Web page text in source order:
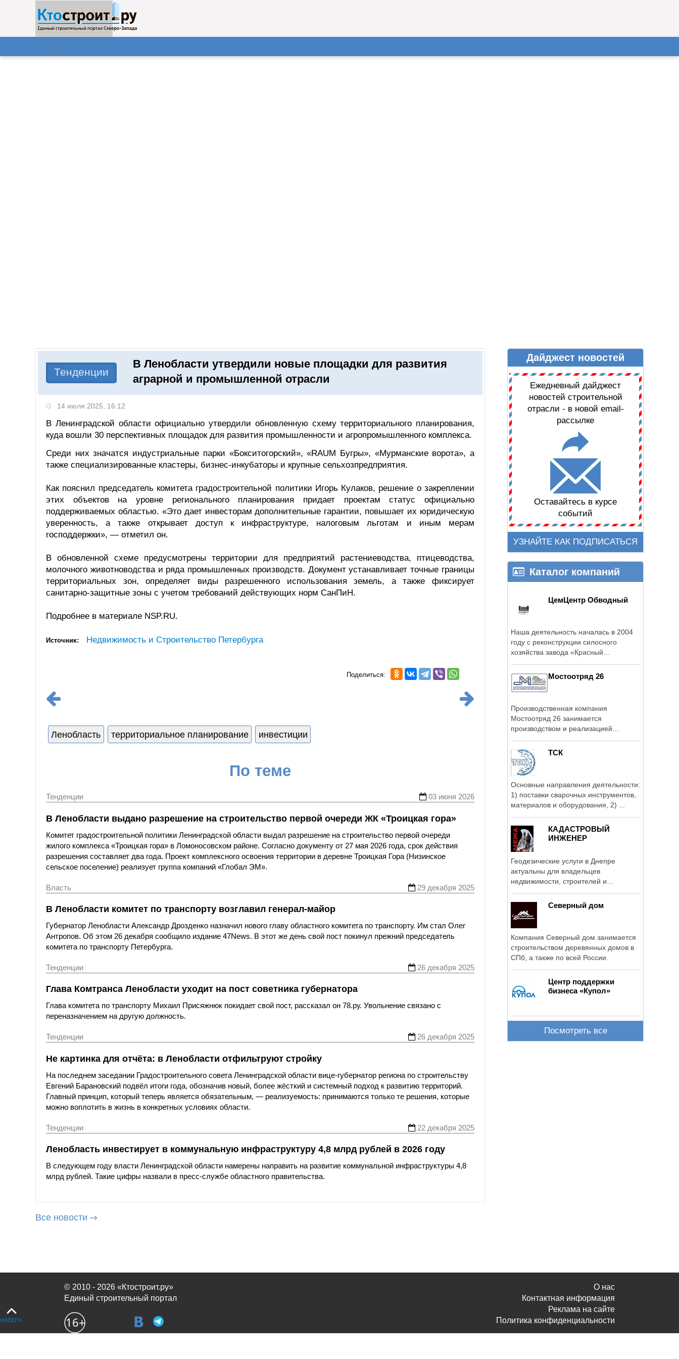
ДАЙДЖЕСТ НОВОСТЕЙ
Тенденции
В Ленобласти утвердили новые площадки для развития
аграрной и промышленной отрасли
14 июля 2025, 16:12
В Ленинградской области официально утвердили обновленную схему территориального планирования,
куда вошли 30 перспективных площадок для развития промышленности и агропромышленного комплекса.
Среди них значатся индустриальные парки «Бокситогорский», «RAUM Бугры», «Мурманские ворота», а
также специализированные кластеры, бизнес-инкубаторы и крупные сельхозпредприятия.
Как пояснил председатель комитета градостроительной политики Игорь Кулаков, решение о закреплении
этих объектов на уровне регионального планирования придает проектам статус официально
поддерживаемых областью. «Это дает инвесторам дополнительные гарантии, повышает их юридическую
уверенность, а также открывает доступ к инфраструктуре, налоговым льготам и иным мерам
господдержки», — отметил он.
В обновленной схеме предусмотрены территории для предприятий растениеводства, птицеводства,
молочного животноводства и ряда промышленных производств. Документ устанавливает точные границы
территориальных зон, определяет виды разрешенного использования земель, а также фиксирует
санитарно-защитные зоны с учетом требований действующих норм СанПиН.
Подробнее в материале NSP.RU.
Источник: Недвижимость и Строительство Петербурга
Поделиться:
Ленобласть территориальное планирование инвестиции
По теме
Тенденции 03 июня 2026
В Ленобласти выдано разрешение на строительство первой очереди ЖК «Троицкая гора»
Комитет градостроительной политики Ленинградской области выдал разрешение на строительство первой очереди
жилого комплекса «Троицкая гора» в Ломоносовском районе. Согласно документу от 27 мая 2026 года, срок действия
разрешения составляет два года. Проект комплексного освоения территории в деревне Троицкая Гора (Низинское
сельское поселение) реализует группа компаний «Глобал ЭМ».
Власть 29 декабря 2025
В Ленобласти комитет по транспорту возглавил генерал-майор
Губернатор Ленобласти Александр Дрозденко назначил нового главу областного комитета по транспорту. Им стал Олег
Антропов. Об этом 26 декабря сообщило издание 47News. В этот же день свой пост покинул прежний председатель
комитета по транспорту Петербурга.
Тенденции 26 декабря 2025
Глава Комтранса Ленобласти уходит на пост советника губернатора
Глава комитета по транспорту Михаил Присяжнюк покидает свой пост, рассказал он 78.ру. Увольнение связано с
переназначением на другую должность.
Тенденции 26 декабря 2025
Не картинка для отчёта: в Ленобласти отфильтруют стройку
На последнем заседании Градостроительного совета Ленинградской области вице-губернатор региона по строительству
Евгений Барановский подвёл итоги года, обозначив новый, более жёсткий и системный подход к развитию территорий.
Главный принцип, который теперь является обязательным, — реализуемость: принимаются только те решения, которые
можно воплотить в жизнь в конкретных условиях области.
Тенденции 22 декабря 2025
Ленобласть инвестирует в коммунальную инфраструктуру 4,8 млрд рублей в 2026 году
В следующем году власти Ленинградской области намерены направить на развитие коммунальной инфраструктуры 4,8
млрд рублей. Такие цифры назвали в пресс-службе областного правительства.
Все новости
Дайджест новостей
Ежедневный дайджест
новостей строительной
отрасли - в новой email-
рассылке
Оставайтесь в курсе
событий
УЗНАЙТЕ КАК ПОДПИСАТЬСЯ
Каталог компаний
ЦемЦентр Обводный
Наша деятельность началась в 2004
году с реконструкции силосного
хозяйства завода «Красный
Мостоотряд 26
Производственная компания
Мостоотряд 26 занимается
производством и реализацией
ТСК
Основные направления деятельности:
1) поставки сварочных инструментов,
материалов и оборудования, 2) ...
КАДАСТРОВЫЙ
ИНЖЕНЕР
Геодезические услуги в Днепре
актуальны для владельцев
недвижимости, строителей и
Северный дом
Компания Северный дом занимается
строительством деревянных домов в
СПб, а также по всей России.
Центр поддержки
бизнеса «Купол»
Посмотреть все
© 2010 - 2026 «Ктостроит.ру»
Единый строительный портал
О нас
Контактная информация
Реклама на сайте
Политика конфиденциальности
НАВЕРХ